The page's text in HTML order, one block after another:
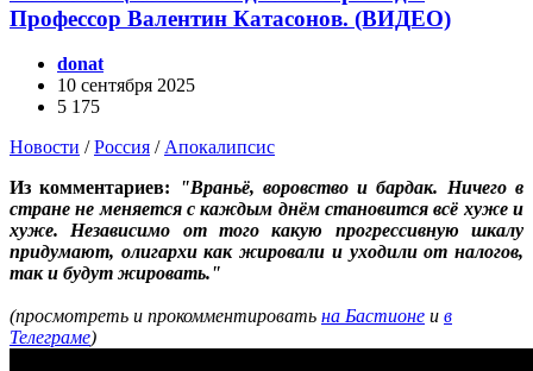
Профессор Валентин Катасонов. (ВИДЕО)
donat
10 сентября 2025
5 175
Новости /Россия / Апокалипсис
Из комментариев:
"Враньё, воровство и бардак. Ничего в
стране не меняется с каждым днём становится всё хуже и
хуже. Независимо от того какую прогрессивную шкалу
придумают, олигархи как жировали и уходили от налогов,
так и будут жировать."
(просмотреть и прокомментировать на Бастионе и в
Телеграме)